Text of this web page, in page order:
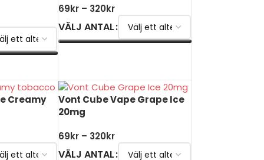
69kr – 320kr
VÄLJ ANTAL
Creamy
Vont Cube Vape Grape Ice
20mg
69kr – 320kr
VÄLJ ANTAL